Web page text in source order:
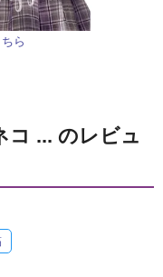
ら
コ ... のレビュ